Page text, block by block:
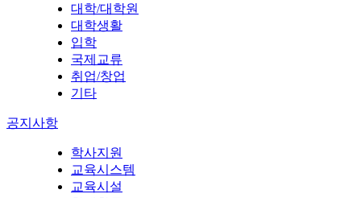
대학/대학원
대학생활
입학
국제교류
취업/창업
기타
공지사항
학사지원
교육시스템
교육시설